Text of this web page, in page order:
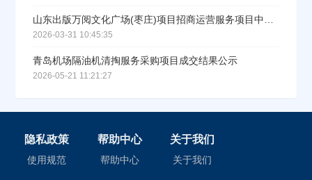
山东出版万阅文化广场(枣庄)项目招商运营服务项目中标公示
2026-03-31 10:45:35
青岛机场隔油机清掏服务采购项目成交结果公示
2026-05-21 11:21:27
隐私政策
使用规范
帮助中心
帮助中心
关于我们
关于我们